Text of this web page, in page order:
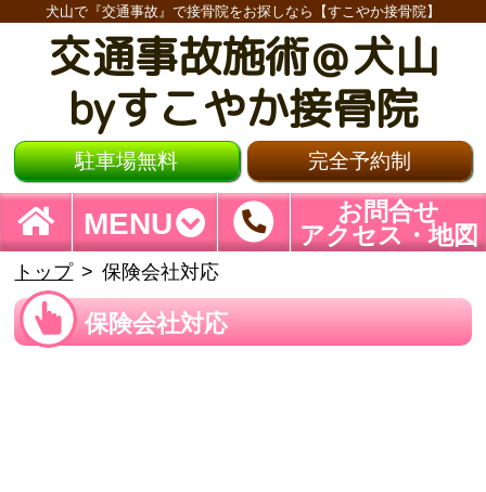
犬山で『交通事故』で接骨院をお探しなら【すこやか接骨院】
交通事故施術＠犬山
byすこやか接骨院
駐車場無料 完全予約制
MENU
お問合せ
アクセス・地図
トップ 保険会社対応
保険会社対応